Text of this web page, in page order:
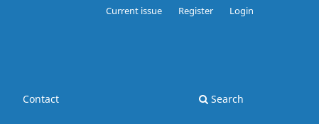
Contact Search
Current issue Register Login